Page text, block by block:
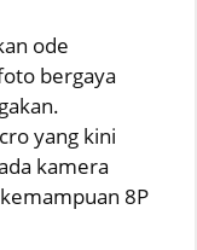
ode
bergaya
yang kini
kamera
8P